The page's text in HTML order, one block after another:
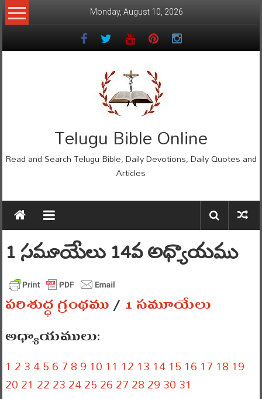
Skip
to
Monday, August 10, 2026
Telugu Bible Online
Read and Search Telugu Bible, Daily Devotions, Daily Quotes and
Articles
1 సమూయేలు 14వ అధ్యాయము
పరిశుద్ధ గ్రంథము/1 సమూయేలు
అధ్యాయములు:
1 23456789 10 11 12 13 1415 16 17 18 19
2021 22232425262728293031